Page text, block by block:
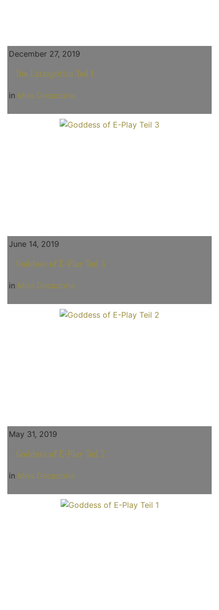
December 27, 2019
Die Latexgöttin Teil 1
in Miss Decadoria
June 14, 2019
Goddess of E-Play Teil 3
in Miss Decadoria
May 31, 2019
Goddess of E-Play Teil 2
in Miss Decadoria